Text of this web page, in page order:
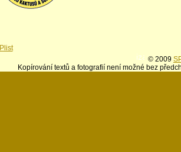
© 2009
Kopírování textů a fotografií není možné bez